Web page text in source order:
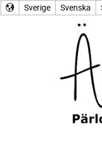
Sverige Svenska